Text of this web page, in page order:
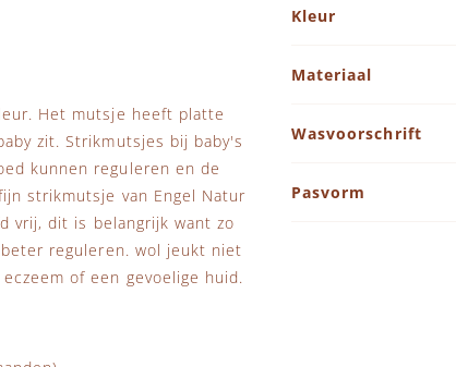
Het mutsje heeft platte
zit. Strikmutsjes bij baby's
kunnen reguleren en de
strikmutsje van Engel Natur
vrij, dit is belangrijk want zo
reguleren. wol jeukt niet
of een gevoelige huid.
Kleur
Materiaal
Wasvoorschrift
Pasvorm